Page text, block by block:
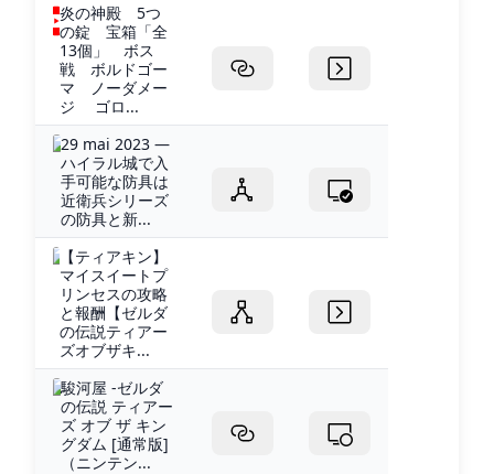
炎の神殿 5つ
の錠 宝箱「全
13個」 ボス
戦 ボルドゴー
マ ノーダメー
ジ ゴロ...
29 mai 2023 —
ハイラル城で入
手可能な防具は
近衛兵シリーズ
の防具と新...
【ティアキン】
マイスイートプ
リンセスの攻略
と報酬【ゼルダ
の伝説ティアー
ズオブザキ...
駿河屋 -ゼルダ
の伝説 ティアー
ズ オブ ザ キン
グダム [通常版]
（ニンテン...